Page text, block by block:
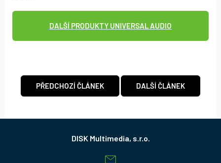
DALŠÍ PRODUKTY UNIVERSAL AUDIO
PŘEDCHOZÍ ČLÁNEK DALŠÍ ČLÁNEK